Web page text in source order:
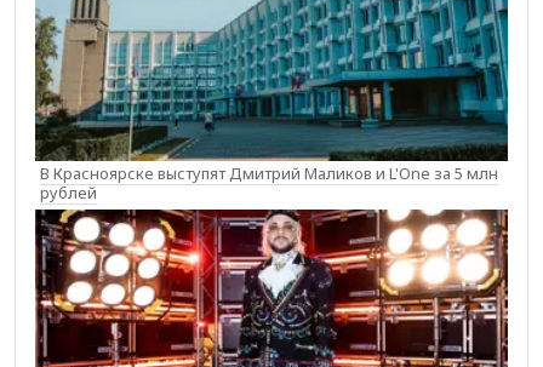
В Красноярске выступят Дмитрий Маликов и L'One за 5 млн
рублей